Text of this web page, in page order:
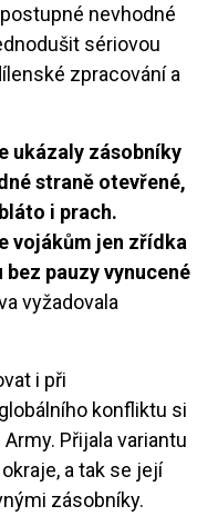
nevhodné
sériovou
zpracování a
ukázaly zásobníky
straně otevřené,
i prach.
vojákům jen zřídka
pauzy vynucené
vyžadovala
i při
konfliktu si
Přijala variantu
a tak se její
zásobníky.